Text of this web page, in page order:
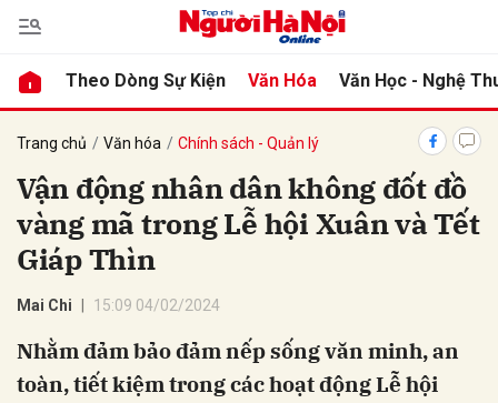
Theo Dòng Sự Kiện Văn Hóa Văn Học - Nghệ
Trang chủ Văn hóa Chính sách - Quản lý
Vận động nhân dân không đốt đồ
vàng mã trong Lễ hội Xuân và Tết
Giáp Thìn
Mai Chi 15:09 04/02/2024
Nhằm đảm bảo đảm nếp sống văn minh, an
toàn, tiết kiệm trong các hoạt động Lễ hội
luận
Hủy